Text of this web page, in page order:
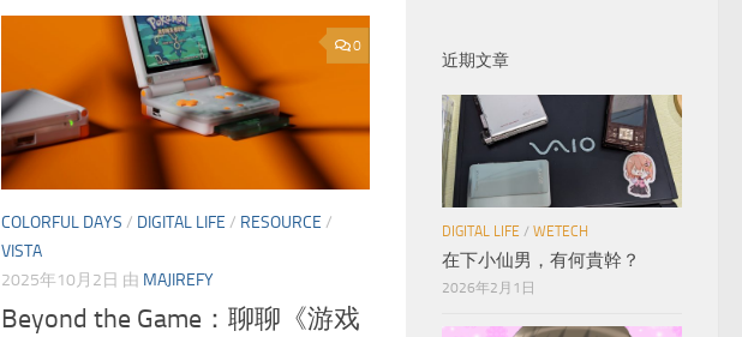
0
COLORFUL DAYS / DIGITAL LIFE / RESOURCE /
VISTA
2025年10月2日 由 MAJIREFY
Beyond the Game：聊聊《游戏
近期文章
DIGITAL LIFE / WETECH
在下小仙男，有何貴幹？
2026年2月1日